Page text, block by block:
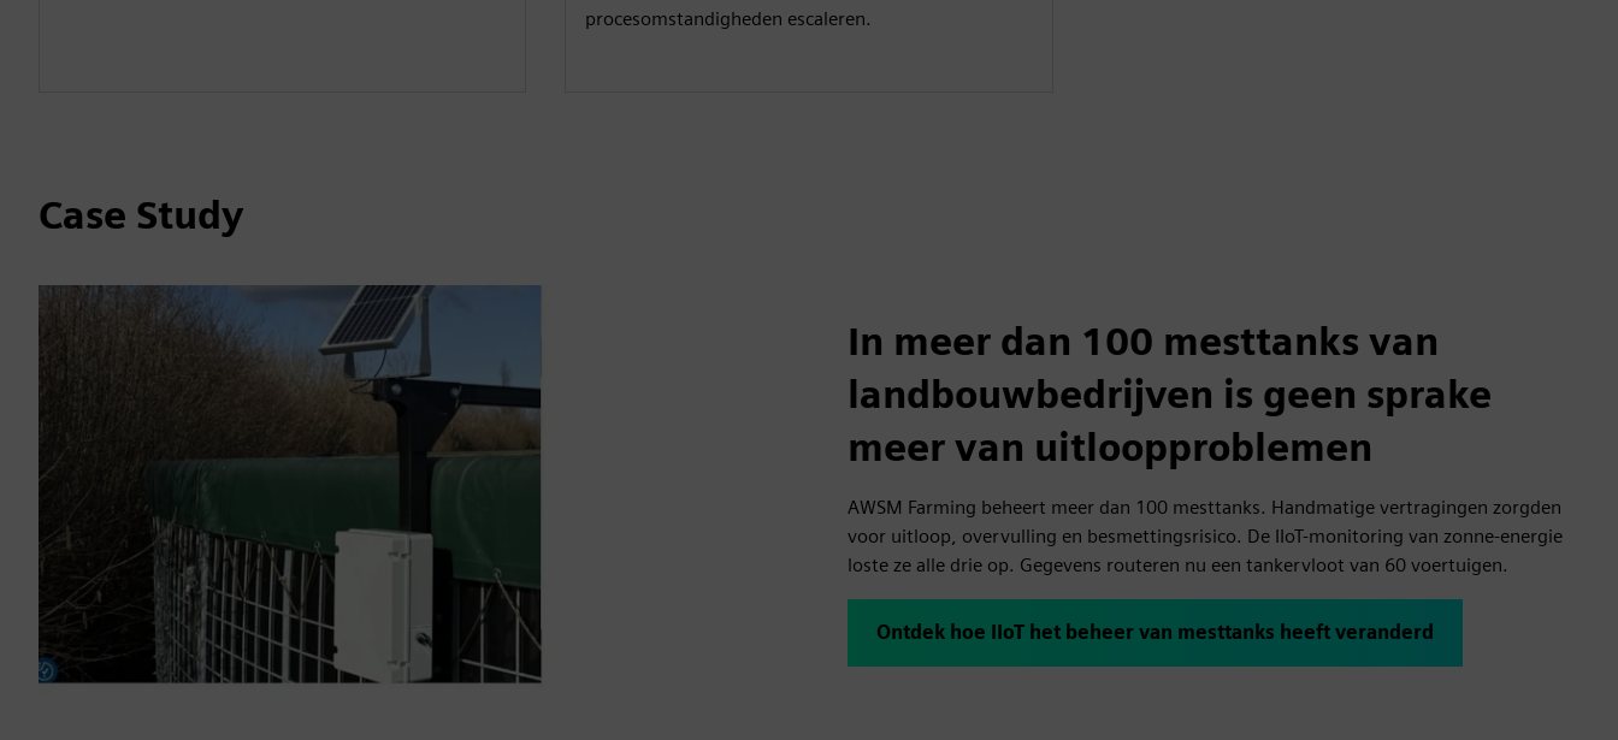
procesomstandigheden escaleren.
Case Study
In meer dan 100 mesttanks van
landbouwbedrijven is geen sprake
meer van uitloopproblemen
AWSM Farming beheert meer dan 100 mesttanks. Handmatige vertragingen zorgden
voor uitloop, overvulling en besmettingsrisico. De IIoT-monitoring van zonne-energie
loste ze alle drie op. Gegevens routeren nu een tankervloot van 60 voertuigen.
Ontdek hoe IIoT het beheer van mesttanks heeft veranderd